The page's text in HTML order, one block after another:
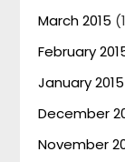
March 2015
February
January 2015
December
November